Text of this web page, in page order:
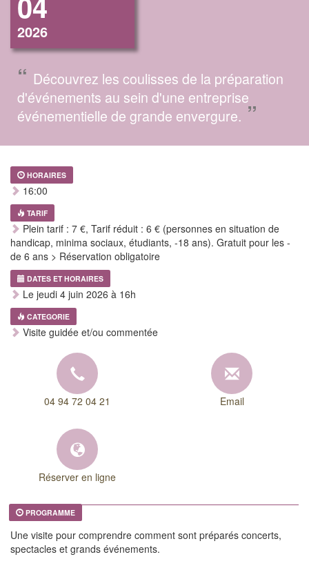
2026
“ Découvrez les coulisses de la préparation
d'événements au sein d'une entreprise
événementielle de grande envergure.”
HORAIRES
16:00
TARIF
Plein tarif : 7 €, Tarif réduit : 6 € (personnes en situation de
handicap, minima sociaux, étudiants, -18 ans). Gratuit pour les -
de 6 ans > Réservation obligatoire
DATES ET HORAIRES
Le jeudi 4 juin 2026 à 16h
CATEGORIE
Visite guidée et/ou commentée
04 94 72 04 21 Email
Réserver en ligne
PROGRAMME
Une visite pour comprendre comment sont préparés concerts,
spectacles et grands événements.